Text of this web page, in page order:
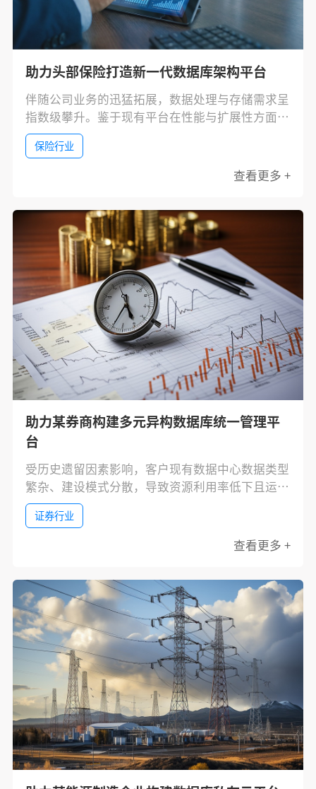
助力头部保险打造新一代数据库架构平台
伴随公司业务的迅猛拓展，数据处理与存储需求呈
指数级攀升。鉴于现有平台在性能与扩展性方面已
显瓶颈，难以支撑未来业务的高速发展，对数据库
基础架构平台进行全面升级与改造已迫在眉睫。
保险行业
查看更多 +
助力某券商构建多元异构数据库统一管理平
台
受历史遗留因素影响，客户现有数据中心数据类型
繁杂、建设模式分散，导致资源利用率低下且运维
成本高企。叠加国产化政策要求，当前面临异构兼
容与自主可控的多重挑战，亟需构建统一的数据库
证券行业
查看更多 +